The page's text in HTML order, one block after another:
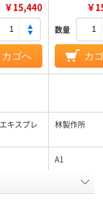
￥15,440
カゴへ
￥
数量
カ
キスプレ
林製作所
A1